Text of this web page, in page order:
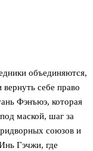
объединяются,
себе право
Фэнъюэ, которая
маской, шаг за
союзов и
Гэчжи, где